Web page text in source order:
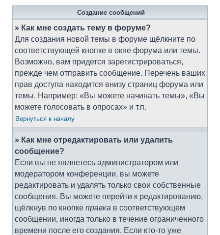
Создание сообщений
» Как мне создать тему в форуме?
Для создания новой темы в форуме щёлкните по
соответствующей кнопке в окне форума или темы.
Возможно, вам придется зарегистрироваться,
прежде чем отправить сообщение. Перечень ваших
прав доступа находится внизу страниц форума или
темы. Например: «Вы можете начинать темы», «Вы
можете голосовать в опросах» и т.п.
Вернуться к началу
» Как мне отредактировать или удалить
сообщение?
Если вы не являетесь администратором или
модератором конференции, вы можете
редактировать и удалять только свои собственные
сообщения. Вы можете перейти к редактированию,
щёлкнув по кнопке правка в соответствующем
сообщении, иногда только в течение ограниченного
времени после его создания. Если кто-то уже